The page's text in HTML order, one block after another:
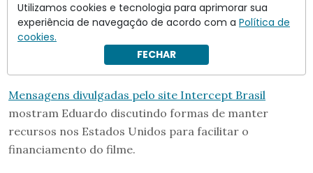
Mensagens divulgadas pelo site Intercept Brasil
mostram Eduardo discutindo formas de manter
recursos nos Estados Unidos para facilitar o
financiamento do filme.
Utilizamos cookies e tecnologia para aprimorar sua
experiência de navegação de acordo com a Política de
cookies.
FECHAR